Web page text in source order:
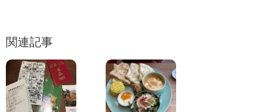
関連記事